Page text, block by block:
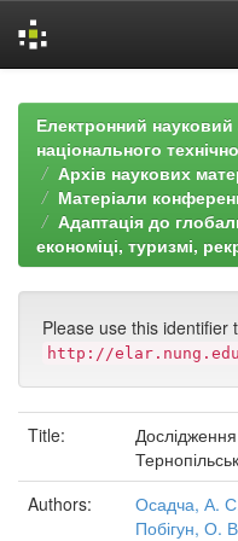
navigationЕлектронний науковий
національного
Архів наукових
Матеріали
Адаптація до
економіці, туризмі,
Please use this identifier
http://
Title:
Authors:
Осадча, А.
Побігун, О.